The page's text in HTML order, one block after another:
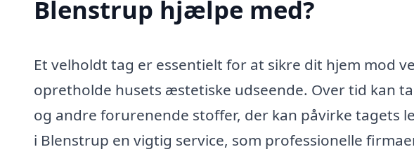
Blenstrup hjælpe med?
Et velholdt tag er essentielt for at sikre dit hjem mod
opretholde husets æstetiske udseende. Over tid kan
og andre forurenende stoffer, der kan påvirke tagets
i Blenstrup en vigtig service, som professionelle